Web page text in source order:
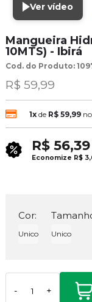
Ver vídeo
Mangueira
10MTS) - Ibir
Cod. do Produto:
R$ 59,99
1xde R$ 59,99
R$ 56,39
Economize R$
Cor:
Unico Unico
- +